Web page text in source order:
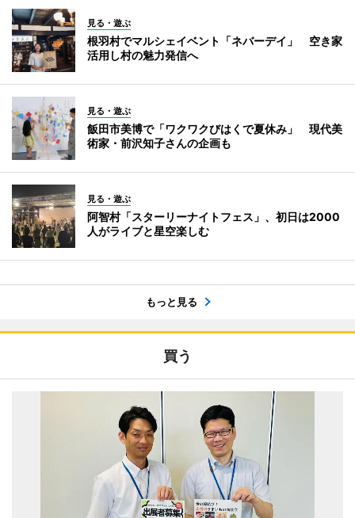
見る・遊ぶ
根羽村でマルシェイベント「ネバーデイ」 空き家
活用し村の魅力発信へ
見る・遊ぶ
飯田市美博で「ワクワクびはくで夏休み」 現代美
術家・前沢知子さんの企画も
見る・遊ぶ
阿智村「スターリーナイトフェス」、初日は2000
人がライブと星空楽しむ
もっと見る
買う